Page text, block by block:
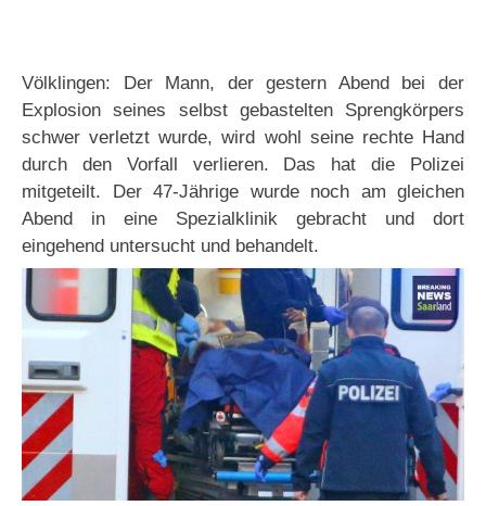
Völklingen: Der Mann, der gestern Abend bei der
Explosion seines selbst gebastelten Sprengkörpers
schwer verletzt wurde, wird wohl seine rechte Hand
durch den Vorfall verlieren. Das hat die Polizei
mitgeteilt. Der 47-Jährige wurde noch am gleichen
Abend in eine Spezialklinik gebracht und dort
eingehend untersucht und behandelt.